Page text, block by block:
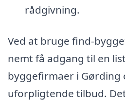
rådgivning.
Ved at bruge find-
nemt få adgang til en
byggefirmaer i Gørding
uforpligtende tilbud.